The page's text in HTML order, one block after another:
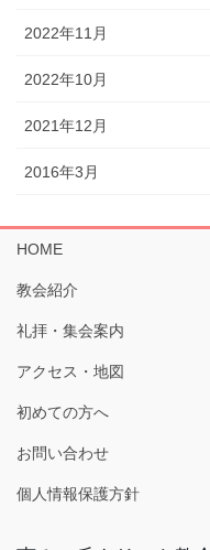
2022年11月
2022年10月
2021年12月
2016年3月
HOME
教会紹介
礼拝・集会案内
アクセス・地図
初めての方へ
お問い合わせ
個人情報保護方針